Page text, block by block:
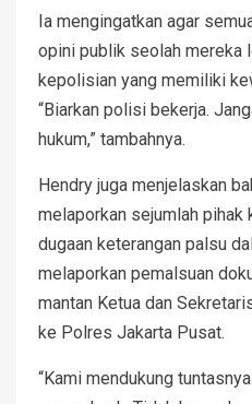
Ia mengingatkan agar
opini publik seolah mereka
kepolisian yang memiliki
“Biarkan polisi bekerja.
hukum,” tambahnya.
Hendry juga menjelaskan
melaporkan sejumlah
dugaan keterangan palsu
melaporkan pemalsuan
mantan Ketua dan
ke Polres Jakarta Pusat.
“Kami mendukung